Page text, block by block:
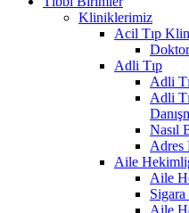
Kliniklerimiz
Acil Tıp
Adli Tıp
Adli
Adli
Nasıl
Adres
Aile
Aile
Aile